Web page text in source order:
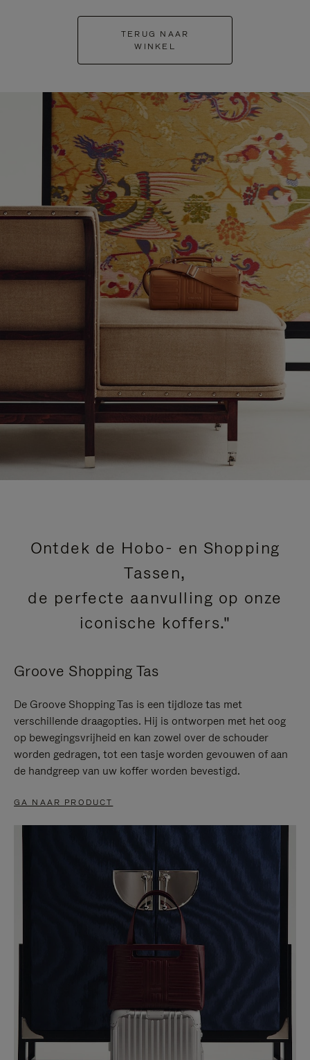
TERUG NAAR
WINKEL
Ontdek de Hobo- en Shopping
Tassen,
de perfecte aanvulling op onze
iconische koffers."
Groove Shopping Tas
De Groove Shopping Tas is een tijdloze tas met
verschillende draagopties. Hij is ontworpen met het oog
op bewegingsvrijheid en kan zowel over de schouder
worden gedragen, tot een tasje worden gevouwen of aan
de handgreep van uw koffer worden bevestigd.
GA NAAR PRODUCT